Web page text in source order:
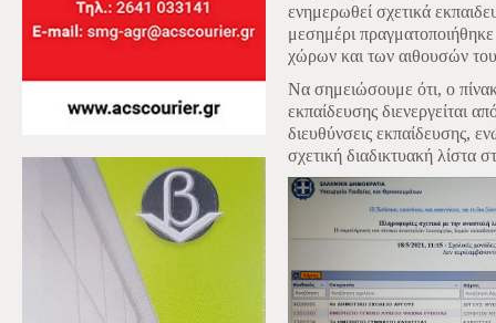
ενημερωθεί σχετικά
μεσημέρι
χώρων και των αιθουσών του
Να σημειώσουμε ότι, ο
εκπαίδευσης διενεργείται
διευθύνσεις εκπαίδευσης,
σχετική διαδικτυακή λίστα